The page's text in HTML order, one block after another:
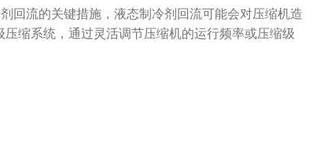
回流的关键措施，液态制冷剂回流可能会对压缩机造
缩系统，通过灵活调节压缩机的运行频率或压缩级